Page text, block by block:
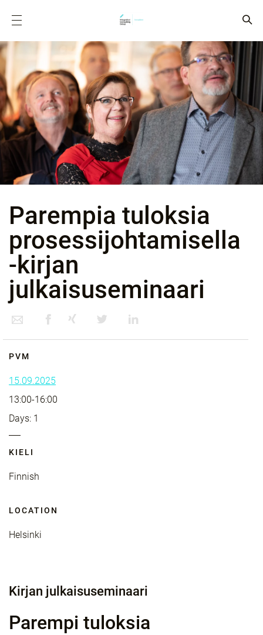
Parempia tuloksia
prosessijohtamisella
-kirjan
julkaisuseminaari
PVM
15.09.2025
13:00-16:00
Days: 1
KIELI
Finnish
LOCATION
Helsinki
Kirjan julkaisuseminaari
Parempi tuloksia